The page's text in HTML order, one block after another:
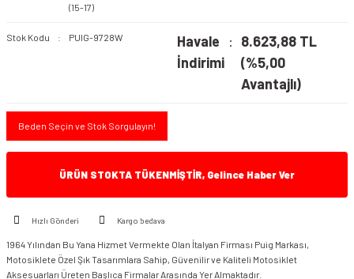
(15-17)
Stok Kodu PUIG-9728W
Havale
İndirimi
8.623,88 TL
(%5,00
Avantajlı)
Beden Seçin ve Stok Sorgulayın!
ÜRÜN STOKTA TÜKENMİŞTİR, Gelince Haber Ver
Hızlı Gönderi Kargo bedava
1964 Yılından Bu Yana Hizmet Vermekte Olan İtalyan Firması Puig Markası,
Motosiklete Özel Şık Tasarımlara Sahip, Güvenilir ve Kaliteli Motosiklet
Aksesuarları Üreten Başlıca Firmalar Arasında Yer Almaktadır.